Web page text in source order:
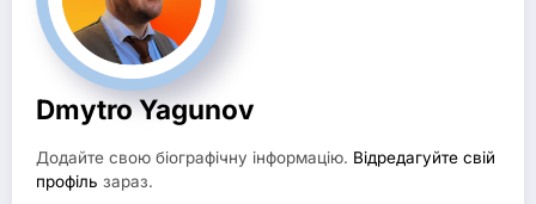
Dmytro Yagunov
Додайте свою біографічну інформацію. Відредагуйте свій
профіль зараз.